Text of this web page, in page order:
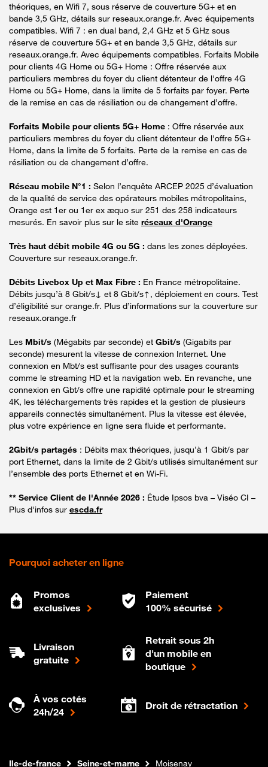
théoriques, en Wifi 7, sous réserve de couverture 5G+ et en
bande 3,5 GHz, détails sur reseaux.orange.fr. Avec équipements
compatibles. Wifi 7 : en dual band, 2,4 GHz et 5 GHz sous
réserve de couverture 5G+ et en bande 3,5 GHz, détails sur
reseaux.orange.fr. Avec équipements compatibles. Forfaits Mobile
pour clients 4G Home ou 5G+ Home : Offre réservée aux
particuliers membres du foyer du client détenteur de l'offre 4G
Home ou 5G+ Home, dans la limite de 5 forfaits par foyer. Perte
de la remise en cas de résiliation ou de changement d’offre.
Forfaits Mobile pour clients 5G+ Home : Offre réservée aux
particuliers membres du foyer du client détenteur de l'offre 5G+
Home, dans la limite de 5 forfaits. Perte de la remise en cas de
résiliation ou de changement d’offre.
Réseau mobile N°1 : Selon l’enquête ARCEP 2025 d’évaluation
de la qualité de service des opérateurs mobiles métropolitains,
Orange est 1er ou 1er ex æquo sur 251 des 258 indicateurs
mesurés. En savoir plus sur le site réseaux d'Orange
Très haut débit mobile 4G ou 5G : dans les zones déployées.
Couverture sur reseaux.orange.fr.
Débits Livebox Up et Max Fibre : En France métropolitaine.
Débits jusqu’à 8 Gbit/s↓ et 8 Gbit/s↑, déploiement en cours. Test
d’éligibilité sur orange.fr. Plus d’informations sur la couverture sur
reseaux.orange.fr
Les Mbit/s (Mégabits par seconde) et Gbit/s (Gigabits par
seconde) mesurent la vitesse de connexion Internet. Une
connexion en Mbt/s est suffisante pour des usages courants
comme le streaming HD et la navigation web. En revanche, une
connexion en Gbt/s offre une rapidité optimale pour le streaming
4K, les téléchargements très rapides et la gestion de plusieurs
appareils connectés simultanément. Plus la vitesse est élevée,
plus votre expérience en ligne sera fluide et performante.
2Gbit/s partagés : Débits max théoriques, jusqu’à 1 Gbit/s par
port Ethernet, dans la limite de 2 Gbit/s utilisés simultanément sur
l’ensemble des ports Ethernet et en Wi-Fi.
** Service Client de l'Année 2026 : Étude Ipsos bva – Viséo CI –
Plus d'infos sur escda.fr
Pourquoi acheter en ligne
Promos
exclusives
Paiement
100% sécurisé
Livraison
gratuite
Retrait sous 2h
d'un mobile en
boutique
À vos cotés
24h/24
Droit de rétractation
Boutique Orange
Internet fibre
Ile-de-france Seine-et-marne Moisenay